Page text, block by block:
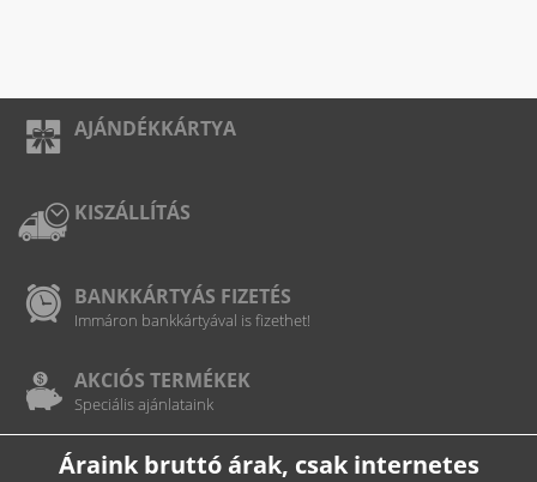
AJÁNDÉKKÁRTYA
KISZÁLLÍTÁS
BANKKÁRTYÁS FIZETÉS
Immáron bankkártyával is fizethet!
AKCIÓS TERMÉKEK
Speciális ajánlataink
Áraink bruttó árak, csak internetes